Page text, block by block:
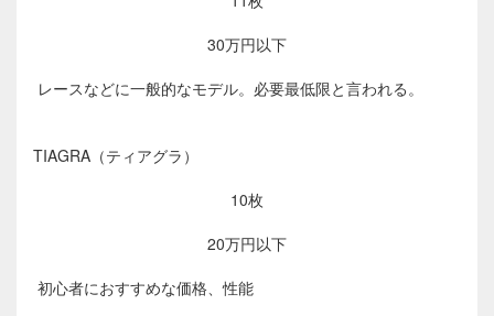
30万円以下
レースなどに一般的なモデル。必要最低限と言われる。
TIAGRA（ティアグラ）
10枚
20万円以下
初心者におすすめな価格、性能